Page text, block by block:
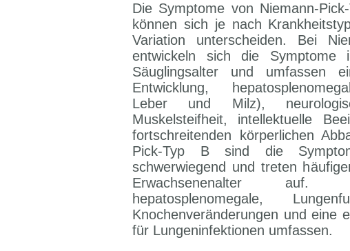
Die Symptome von Niemann-
können sich je nach
Variation unterscheiden. Bei
entwickeln sich die
Säuglingsalter und umfassen
Entwicklung,
Leber und Milz),
Muskelsteifheit, intellektuelle
fortschreitenden körperlichen
Pick-Typ B sind die
schwerwiegend und treten
Erwachsenenalter
hepatosplenomegale,
Knochenveränderungen und eine
für Lungeninfektionen umfassen.